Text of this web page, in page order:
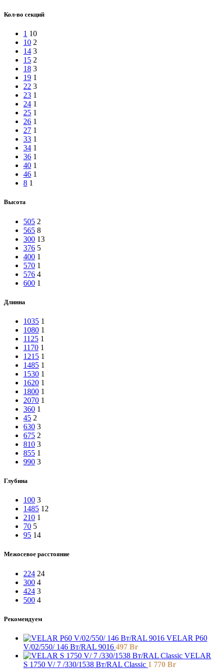
Кол-во секций
1 10
10 2
14 3
15 2
18 3
19 1
22 3
23 1
24 1
25 1
26 1
27 1
33 1
34 1
36 1
40 1
46 1
8 1
Высота
505 2
565 8
300 13
376 5
400 1
570 1
576 4
600 1
Длинна
1035 1
1080 1
1125 1
1170 1
1215 1
1485 1
1530 1
1620 1
1800 1
2070 1
360 1
45 2
630 3
675 2
810 3
855 1
990 3
Глубина
100 3
1485 12
210 1
70 5
95 14
Межосевое расстояние
224 24
300 4
424 3
500 4
Рекомендуем
VELAR P60
V/02/550/ 146 Bт/RAL 9016 497 Br
VELAR
S 1750 V/ 7 /330/1538 Вт/RAL Classic 1 770 Br